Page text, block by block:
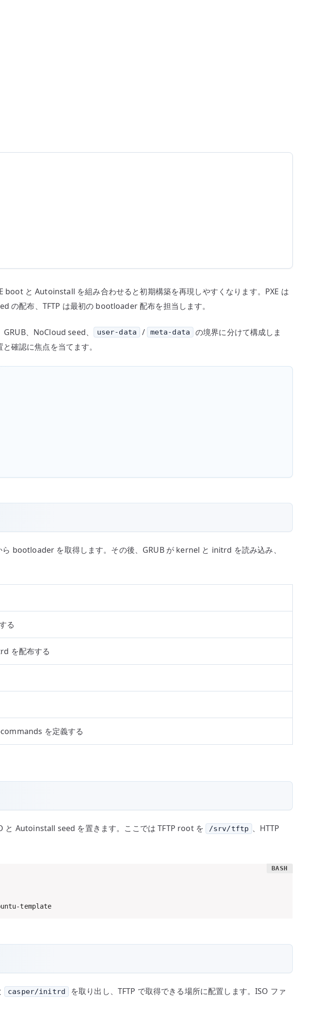
の
と Autoinstall を組み合わせると初期構築を再現しやすくなります。PXE は
の配布、TFTP は最初の bootloader 配布を担当します。
、NoCloud seed、 user-data / meta-data
の境界に分けて構成しま
確認に焦点を当てます。
bootloader を取得します。その後、GRUB が kernel と initrd を読み込み、
る
を配布する
を定義する
と Autoinstall seed を置きます。ここでは TFTP root を /srv/tftp 、HTTP
template
casper/initrd
を取り出し、TFTP で取得できる場所に配置します。ISO ファ